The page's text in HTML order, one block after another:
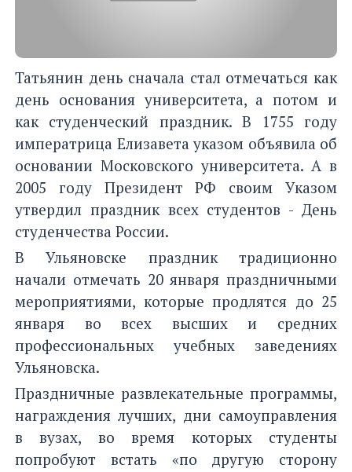
Татьянин день сначала стал отмечаться как
день основания университета, а потом и
как студенческий праздник. В 1755 году
императрица Елизавета указом объявила об
основании Московского университета. А в
2005 году Президент РФ своим Указом
утвердил праздник всех студентов - День
студенчества России.
В Ульяновске праздник традиционно
начали отмечать 20 января праздничными
мероприятиями, которые продлятся до 25
января во всех высших и средних
профессиональных учебных заведениях
Ульяновска.
Праздничные развлекательные программы,
награждения лучших, дни самоуправления
в вузах, во время которых студенты
попробуют встать «по другую сторону